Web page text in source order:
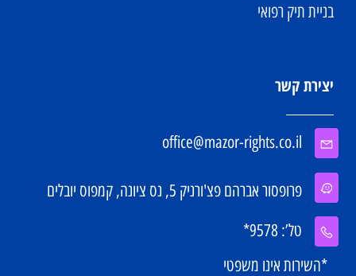
בניית תיק רפואי
יצירת קשר
office@mazor-rights.co.il
פרופסור אברהם פצ'ורניק 5, נס ציונה, קמפוס יובלים
טל’: 9578*
*השירות אינו משפטי